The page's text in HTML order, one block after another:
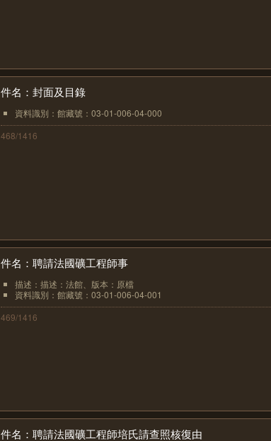
件名：封面及目錄
資料識別：館藏號：03-01-006-04-000
468/1416
件名：聘請法國礦工程師事
描述：描述：法館、版本：原檔
資料識別：館藏號：03-01-006-04-001
469/1416
件名：聘請法國礦工程師培氏請查照核復由